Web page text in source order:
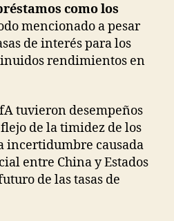
como los
mencionado a pesar
de interés para los
rendimientos en
tuvieron desempeños
de la timidez de los
incertidumbre causada
entre China y Estados
de las tasas de